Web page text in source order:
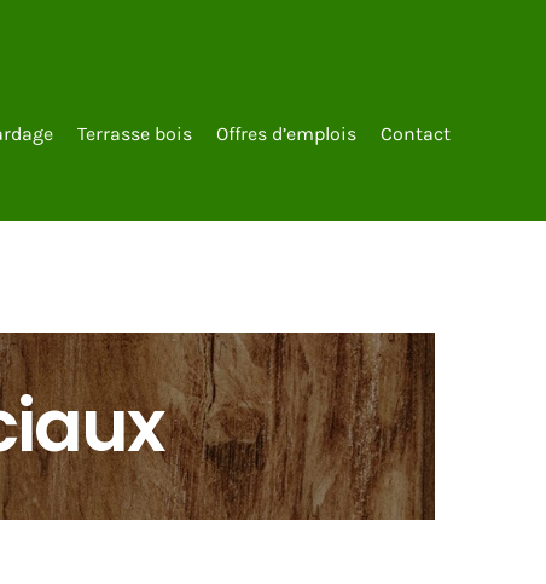
Terrasse bois Offres d’emplois
Contact